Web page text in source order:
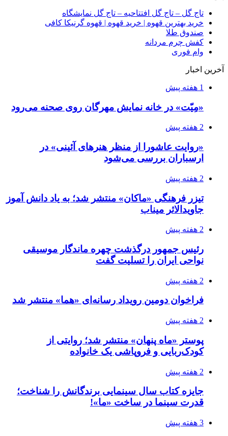
تاج گل – تاج گل افتتاحیه – تاج گل نمایشگاه
خرید بهترین قهوه | خرید قهوه | قهوه گرنیکا کافی
صندوق طلا
کفش چرم مردانه
وام فوری
آخرین اخبار
1 هفته پیش
«مِیّت» در خانه نمایش مهرگان روی صحنه می‌رود
2 هفته پیش
«روایت عاشورا از منظر هنرهای آئینی» در
ارسباران بررسی می‌شود
2 هفته پیش
تیزر فرهنگی «ماکان» منتشر شد؛ به یاد دانش آموز
جاویدالاثر میناب
2 هفته پیش
رئیس جمهور درگذشت چهره ماندگار موسیقی
نواحی ایران را تسلیت گفت
2 هفته پیش
فراخوان دومین رویداد رسانه‌ای «هما» منتشر شد
2 هفته پیش
پوستر «ماه پنهان» منتشر شد؛ روایتی از
کودک‌ربایی و فروپاشی یک خانواده
2 هفته پیش
جایزه کتاب سال سینمایی برندگانش را شناخت؛
قدرت سینما در ساخت «ما»!
3 هفته پیش